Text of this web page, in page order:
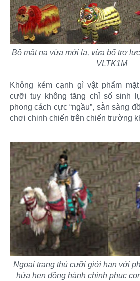
Bộ mặt nạ vừa mới lạ, vừa bổ trợ
VLTK1M
Không kém cạnh gì vật phẩm
cưỡi tuy không tăng chỉ số sinh
phong cách cực “ngầu”, sẵn sàng
chơi chinh chiến trên chiến trường
Ngoại trang thú cưỡi giới hạn với
hứa hẹn đồng hành chinh phục